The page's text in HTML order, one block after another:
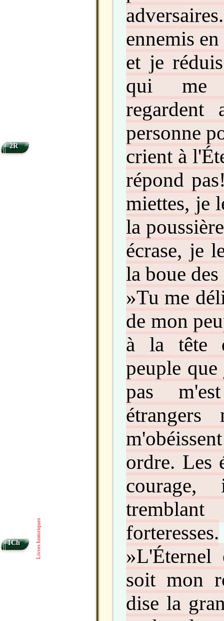
ennemis
et je
qui me
regardent
personne
crient à
répond
miettes, je
la
écrase, je
la boue des
»Tu me
de mon
à la tête
peuple que
pas
ordre. Les
forteresses.
soit mon
dise la
2R
1Ch Livres historiques